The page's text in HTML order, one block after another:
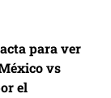
Juegos
LA 2028:
para ver
vs
el